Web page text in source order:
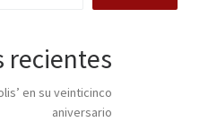
recientes
en su veinticinco
aniversario